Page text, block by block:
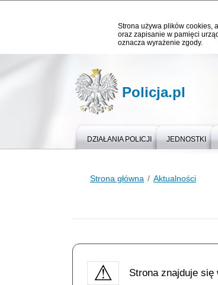
Strona używa plików cookies,
oraz zapisanie w pamięci
oznacza wyrażenie zgody.
Policja.pl
DZIAŁANIA POLICJI JEDNOSTKI
Strona główna Aktualności
Strona znajduje się